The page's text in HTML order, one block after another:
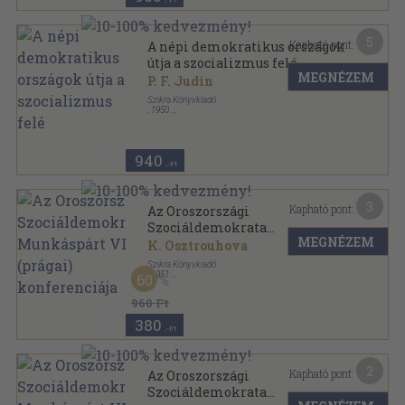
A népi demokratikus országok
útja a szocializmus felé
P. F. Judin
Szikra Könyvkiadó
1950
940 ,-Ft
Kapható pont:
MEGNÉZEM
Az Oroszországi
Szociáldemokrata
Munkáspárt VI. (prágai)
konferenciája
K. Osztrouhova
Szikra Könyvkiadó
, 1951
Fűzött papírkötés
960 Ft
60
380 ,-Ft
Kapható pont:
MEGNÉZEM
Az Oroszországi
Szociáldemokrata
Kapható pont: